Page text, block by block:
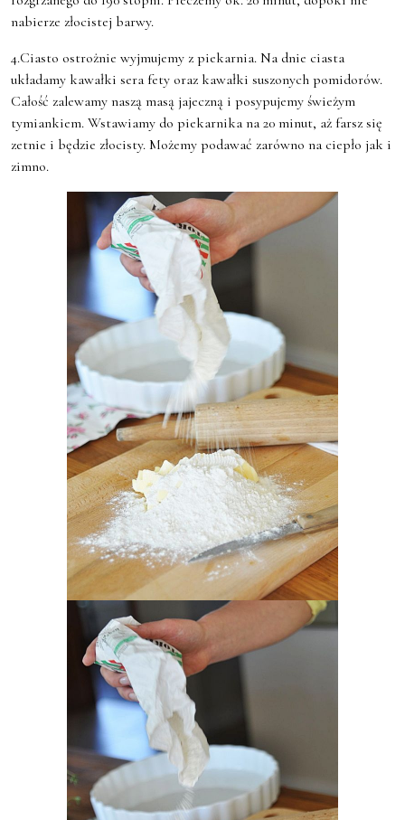
nabierze złocistej barwy.
4.Ciasto ostrożnie wyjmujemy z piekarnia. Na dnie ciasta
układamy kawałki sera fety oraz kawałki suszonych pomidorów.
Całość zalewamy naszą masą jajeczną i posypujemy świeżym
tymiankiem. Wstawiamy do piekarnika na 20 minut, aż farsz się
zetnie i będzie złocisty. Możemy podawać zarówno na ciepło jak i
zimno.